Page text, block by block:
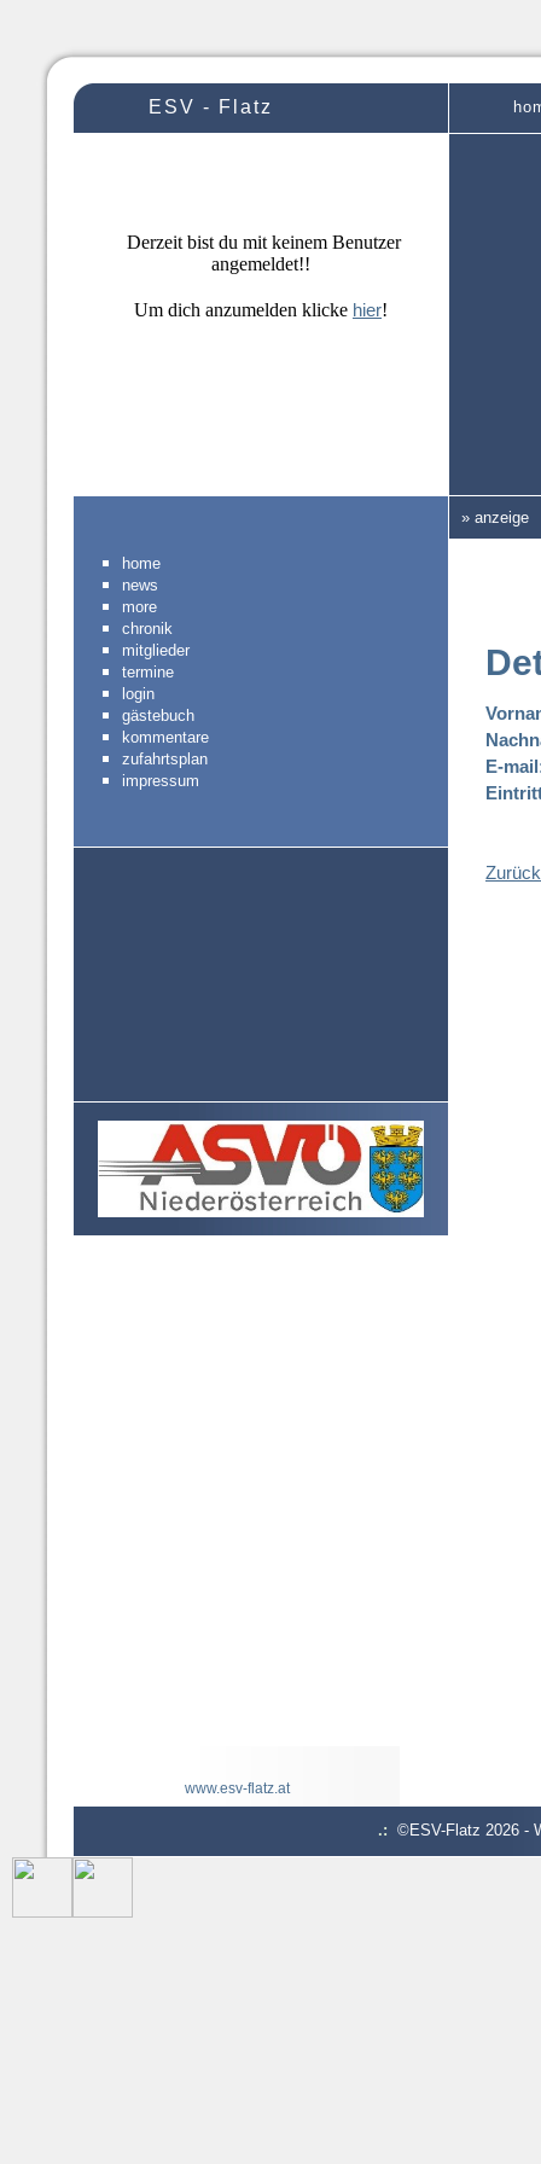
ESV - Flatz
Derzeit bist du mit keinem Benutzer
angemeldet!!
Um dich anzumelden klicke hier!
home
news
more
chronik
mitglieder
termine
login
gästebuch
kommentare
zufahrtsplan
impressum
» anzeige
E-
www.esv-flatz.at
.: ©ESV-Flatz 2026 -